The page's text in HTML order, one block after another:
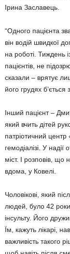
Ірина Заславець.
“Одного пацієнта
він водій швидкої
на роботі. Тиждень
пацієнтів, не
сказали – врятує
його грудях б’ється
Інший пацієнт –
який вчить дітей
патріотичний
гемодіалізі. У
міст. І розповів, що
вдома, у Ковелі.
Чоловікові, який
людей, було 42
інсульту. Його
Їм, кажуть лікарі,
важливість такого